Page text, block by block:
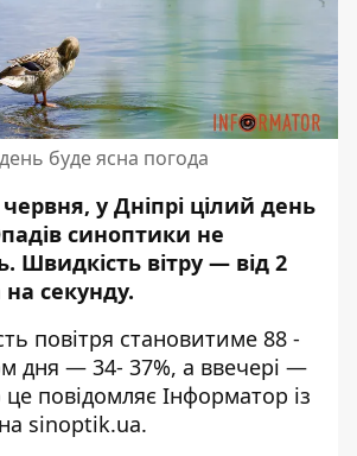
буде ясна погода
у Дніпрі цілий день
синоптики не
Швидкість вітру — від 2
секунду.
повітря становитиме 88 -
дня — 34- 37%, а ввечері —
повідомляє Інформатор із
sinoptik.ua.